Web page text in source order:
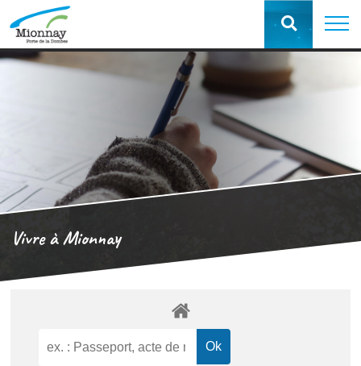
Vivre à Mionnay